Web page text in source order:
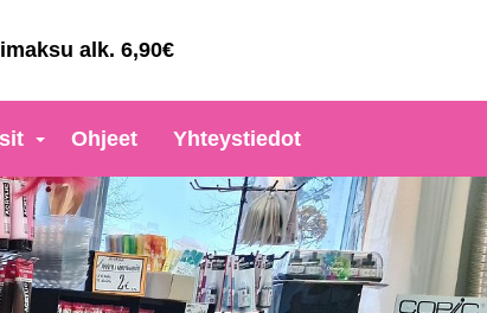
alk. 6,90€
Ohjeet Yhteystiedot